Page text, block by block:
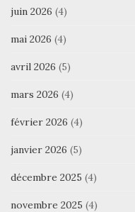
juin 2026 (4)
mai 2026 (4)
avril 2026 (5)
mars 2026 (4)
février 2026 (4)
janvier 2026 (5)
décembre 2025 (4)
novembre 2025 (4)